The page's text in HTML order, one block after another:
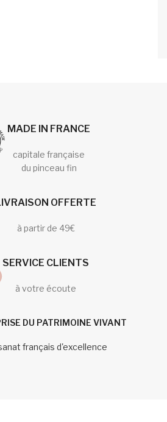
MADE IN FRANCE
capitale française
du pinceau fin
OFFERTE
à partir de 49€
SERVICE CLIENTS
à votre écoute
DU PATRIMOINE VIVANT
français d'excellence